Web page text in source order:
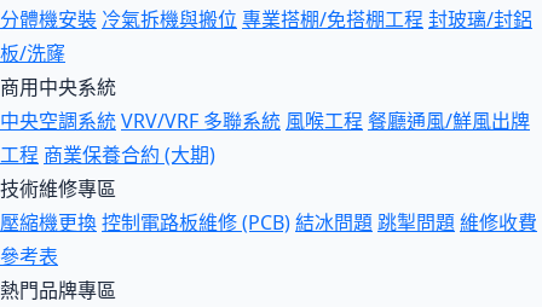
分體機安裝 冷氣拆機與搬位 專業搭棚/免搭棚工程 封玻璃/封鋁
板/洗窿
商用中央系統
中央空調系統VRV/VRF 多聯系統 風喉工程 餐廳通風/鮮風出牌
工程 商業保養合約 (大期)
技術維修專區
壓縮機更換控制電路板維修 (PCB)結冰問題跳掣問題維修收費
參考表
熱門品牌專區